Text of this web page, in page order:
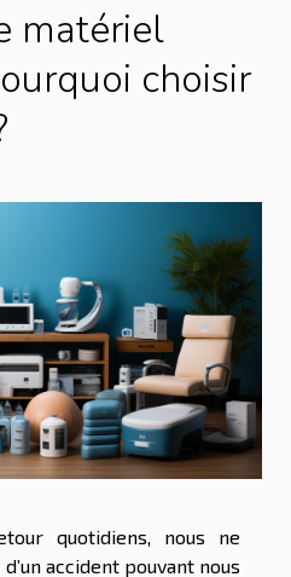
matériel
choisir
quotidiens, nous ne
accident pouvant nous